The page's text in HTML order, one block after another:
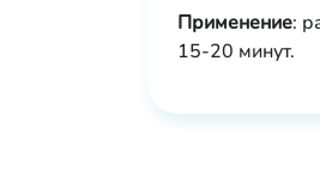
Применение:
15-20 минут.